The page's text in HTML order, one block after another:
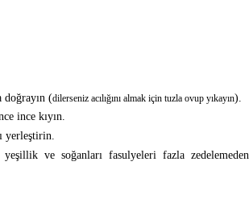
doğrayın (dilerseniz acılığını almak için tuzla ovup yıkayın).
ince kıyın.
yerleştirin.
ve soğanları fasulyeleri fazla zedelemeden